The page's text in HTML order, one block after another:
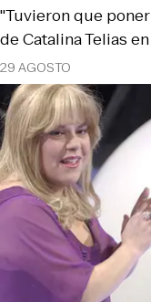
29 AGOSTO
"Tuvieron que
de Catalina Telias